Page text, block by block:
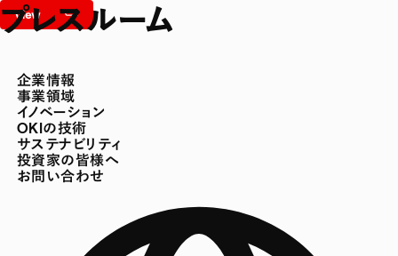
企業情報
事業領域
イノベーション
OKIの技術
サステナビリティ
投資家の皆様へ
お問い合わせ
プレスルーム